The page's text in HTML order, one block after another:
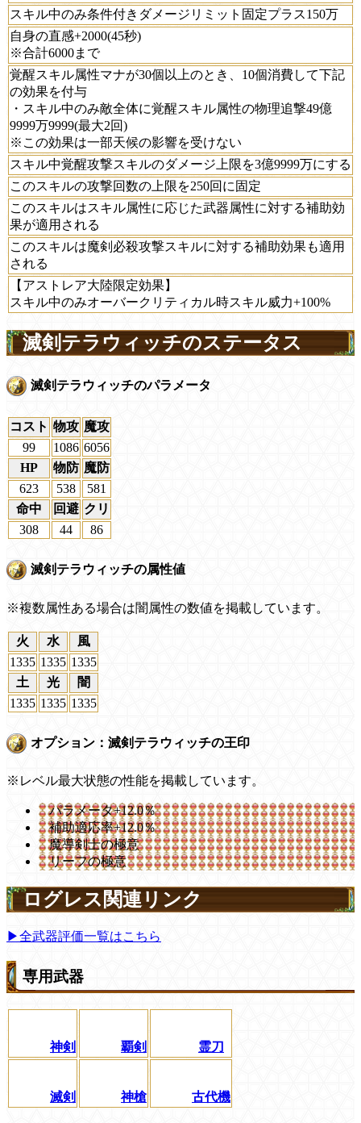
スキル中のみ条件付きダメージリミット固定プラス150万
自身の直感+2000(45秒)
※合計6000まで
覚醒スキル属性マナが30個以上のとき、10個消費して下記
の効果を付与
・スキル中のみ敵全体に覚醒スキル属性の物理追撃49億
9999万9999(最大2回)
※この効果は一部天候の影響を受けない
スキル中覚醒攻撃スキルのダメージ上限を3億9999万にする
このスキルの攻撃回数の上限を250回に固定
このスキルはスキル属性に応じた武器属性に対する補助効
果が適用される
このスキルは魔剣必殺攻撃スキルに対する補助効果も適用
される
【アストレア大陸限定効果】
スキル中のみオーバークリティカル時スキル威力+100%
滅剣テラウィッチのステータス
滅剣テラウィッチのパラメータ
コスト 物攻 魔攻
99
1086 6056
HP
物防 魔防
623
538
581
命中
回避 クリ
308
44 86
滅剣テラウィッチの属性値
※複数属性ある場合は闇属性の数値を掲載しています。
火 水
風
1335 1335 1335
土
光
闇
1335 1335 1335
オプション：滅剣テラウィッチの王印
※レベル最大状態の性能を掲載しています。
パラメータ+12.0％
補助適応率+12.0％
魔導剣士の極意
リーフの極意
ログレス関連リンク
▶全武器評価一覧はこちら
専用武器
神剣 覇剣 霊刀
滅剣 神槍 古代機